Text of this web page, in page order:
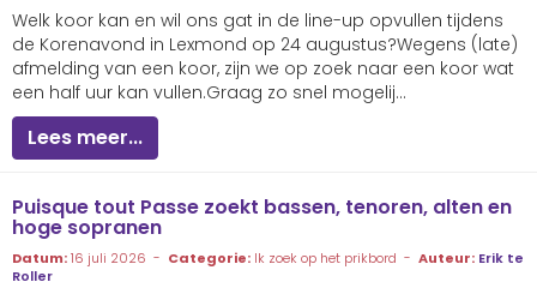
Welk koor kan en wil ons gat in de line-up opvullen tijdens
de Korenavond in Lexmond op 24 augustus?Wegens (late)
afmelding van een koor, zijn we op zoek naar een koor wat
een half uur kan vullen.Graag zo snel mogelij...
Lees meer...
Puisque tout Passe zoekt bassen, tenoren, alten en
hoge sopranen
Datum:16 juli 2026 - Categorie: Ik zoek op het prikbord - Auteur: Erik te
Roller